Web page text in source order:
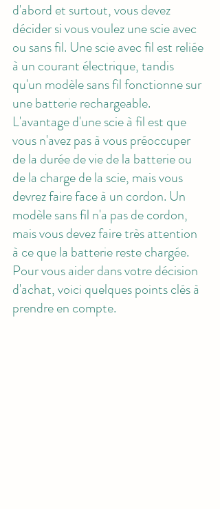
d'abord et surtout, vous devez
décider si vous voulez une scie avec
ou sans fil. Une scie avec fil est reliée
à un courant électrique, tandis
qu'un modèle sans fil fonctionne sur
une batterie rechargeable.
L'avantage d'une scie à fil est que
vous n'avez pas à vous préoccuper
de la durée de vie de la batterie ou
de la charge de la scie, mais vous
devrez faire face à un cordon. Un
modèle sans fil n'a pas de cordon,
mais vous devez faire très attention
à ce que la batterie reste chargée.
Pour vous aider dans votre décision
d'achat, voici quelques points clés à
prendre en compte.